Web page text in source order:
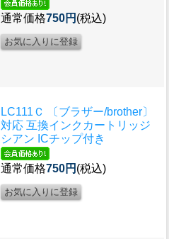
通常価格750円 (税込)
LC111Ｃ 〔ブラザー/brother〕
対応 互換インクカートリッジ
シアン ICチップ付き
通常価格750円 (税込)